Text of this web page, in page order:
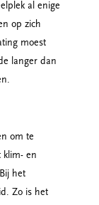
al enige
op zich
moest
langer dan
om te
klim- en
het
Zo is het